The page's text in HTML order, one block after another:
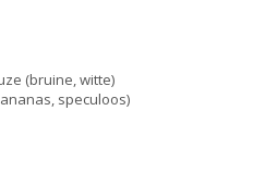
(bruine, witte)
speculoos)